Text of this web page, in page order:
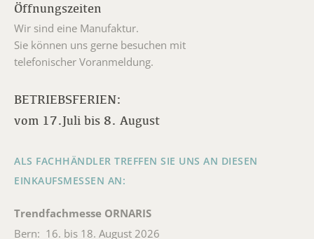
Öffnungszeiten
Wir sind eine Manufaktur.
Sie können uns gerne besuchen mit
telefonischer Voranmeldung.
BETRIEBSFERIEN:
vom 17.Juli bis 8. August
ALS FACHHÄNDLER TREFFEN SIE UNS AN DIESEN
EINKAUFSMESSEN AN:
Trendfachmesse ORNARIS
Bern: 16. bis 18. August 2026